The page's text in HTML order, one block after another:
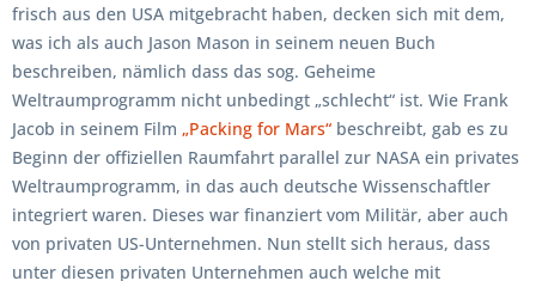
frisch aus den USA mitgebracht haben, decken sich mit dem,
was ich als auch Jason Mason in seinem neuen Buch
beschreiben, nämlich dass das sog. Geheime
Weltraumprogramm nicht unbedingt „schlecht“ ist. Wie Frank
Jacob in seinem Film „Packing for Mars“ beschreibt, gab es zu
Beginn der offiziellen Raumfahrt parallel zur NASA ein privates
Weltraumprogramm, in das auch deutsche Wissenschaftler
integriert waren. Dieses war finanziert vom Militär, aber auch
von privaten US-Unternehmen. Nun stellt sich heraus, dass
unter diesen privaten Unternehmen auch welche mit